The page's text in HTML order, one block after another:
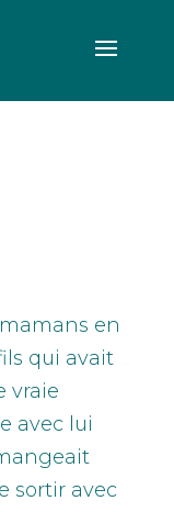
en
qui avait
vraie
avec lui
sortir avec